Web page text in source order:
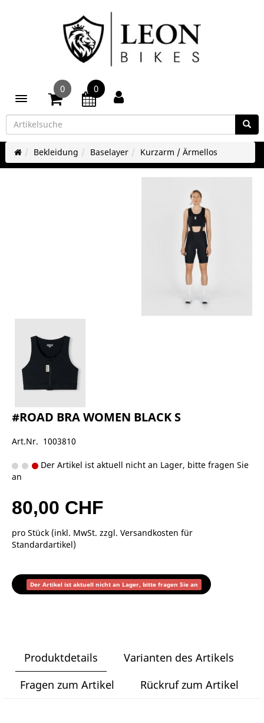
Toggle navigation
0 0
Bekleidung Baselayer Kurzarm / Ärmellos
#ROAD BRA WOMEN BLACK S
Art.Nr. 1003810
Der Artikel ist aktuell nicht an Lager, bitte fragen Sie
an
80,00 CHF
pro Stück (inkl. MwSt. zzgl. Versandkosten für
Standardartikel)
Der Artikel ist aktuell nicht an Lager, bitte fragen Sie an
Produktdetails
Varianten des Artikels
Fragen zum Artikel
Rückruf zum Artikel